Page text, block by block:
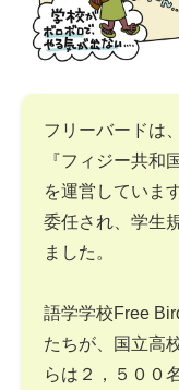
フリーバードは
『フィジー共和
を運営していま
委任され、学生
ました。
語学学校Free
たちが、国立高
らは２，５００